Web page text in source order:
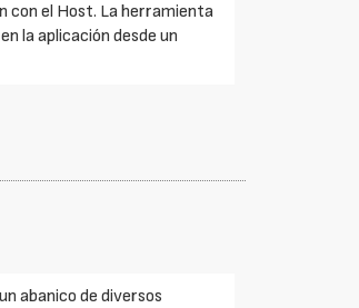
con el Host. La herramienta
la aplicación desde un
abanico de diversos